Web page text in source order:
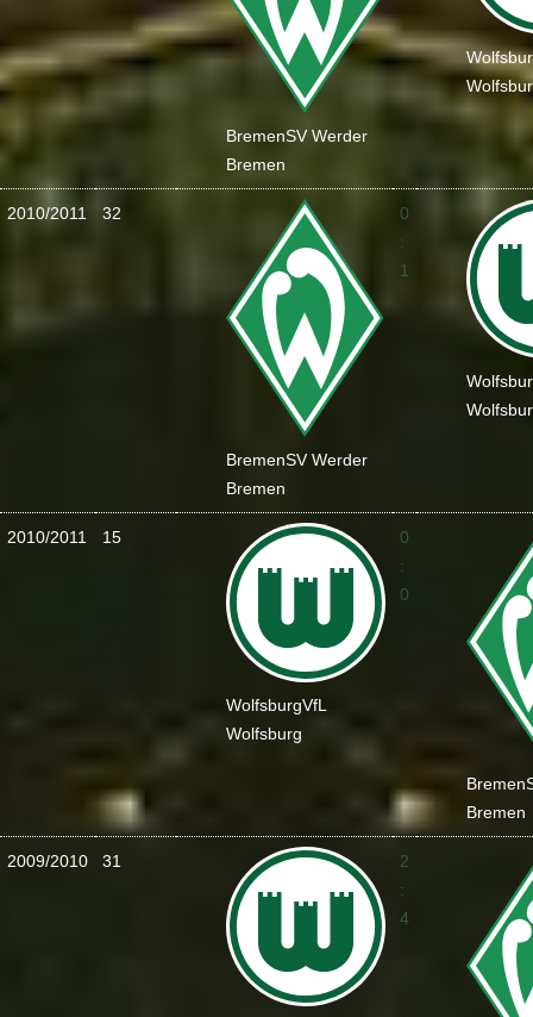
BremenSV Werder
Bremen
2010/2011 32
BremenSV Werder
Bremen
0
:
1
2010/2011 15
WolfsburgVfL
Wolfsburg
0
:
0
Bremen
Bremen
2009/2010 31
2
:
4